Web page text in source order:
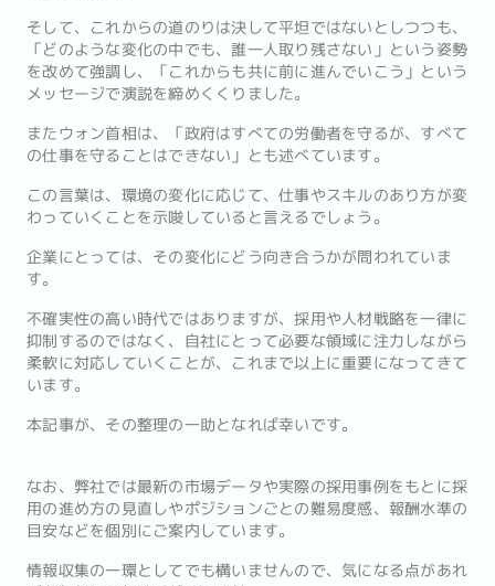
そして、これからの道のりは決して平坦ではないとしつつも、
「どのような変化の中でも、誰一人取り残さない」という姿勢
を改めて強調し、「これからも共に前に進んでいこう」という
メッセージで演説を締めくくりました。
またウォン首相は、「政府はすべての労働者を守るが、すべて
の仕事を守ることはできない」とも述べています。
この言葉は、環境の変化に応じて、仕事やスキルのあり方が変
わっていくことを示唆していると言えるでしょう。
企業にとっては、その変化にどう向き合うかが問われていま
す。
不確実性の高い時代ではありますが、採用や人材戦略を一律に
抑制するのではなく、自社にとって必要な領域に注力しながら
柔軟に対応していくことが、これまで以上に重要になってきて
います。
本記事が、その整理の一助となれば幸いです。
なお、弊社では最新の市場データや実際の採用事例をもとに採
用の進め方の見直しやポジションごとの難易度感、報酬水準の
目安などを個別にご案内しています。
情報収集の一環としてでも構いませんので、気になる点があれ